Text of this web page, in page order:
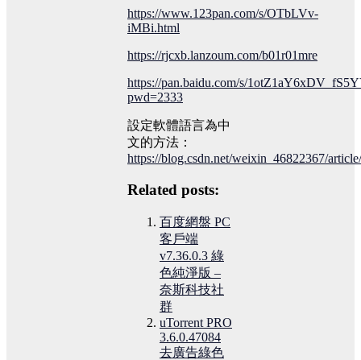
https://www.123pan.com/s/OTbLVv-
iMBi.html
https://rjcxb.lanzoum.com/b01r01mre
https://pan.baidu.com/s/
pwd=2333
設定軟體語言為中
文的方法：
https://blog.csdn.net/weixin_46822367/
Related posts:
百度網盤 PC
客戶端
v7.36.0.3 綠
色純淨版 –
奈斯科技社
群
uTorrent PRO
3.6.0.47084
去廣告綠色